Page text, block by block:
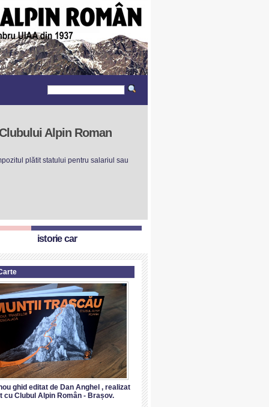
Alpin Roman
plătit statului pentru salariul sau
istorie car
ghid editat de Dan Anghel , realizat
cu Clubul Alpin Român - Brașov.